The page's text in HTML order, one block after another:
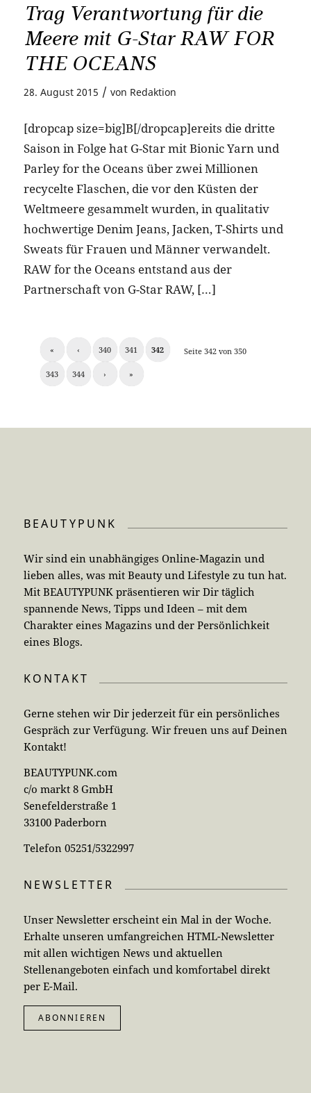
Trag Verantwortung für die
Meere mit G-Star RAW FOR
THE OCEANS
28. August 2015 / von Redaktion
[dropcap size=big]B[/dropcap]ereits die dritte
Saison in Folge hat G-Star mit Bionic Yarn und
Parley for the Oceans über zwei Millionen
recycelte Flaschen, die vor den Küsten der
Weltmeere gesammelt wurden, in qualitativ
hochwertige Denim Jeans, Jacken, T-Shirts und
Sweats für Frauen und Männer verwandelt.
RAW for the Oceans entstand aus der
Partnerschaft von G-Star RAW, […]
Seite 342 von 350
« ‹ 340 341 342
343 344 › »
BEAUTYPUNK
Wir sind ein unabhängiges Online-Magazin und
lieben alles, was mit Beauty und Lifestyle zu tun hat.
Mit BEAUTYPUNK präsentieren wir Dir täglich
spannende News, Tipps und Ideen – mit dem
Charakter eines Magazins und der Persönlichkeit
eines Blogs.
KONTAKT
Gerne stehen wir Dir jederzeit für ein persönliches
Gespräch zur Verfügung. Wir freuen uns auf Deinen
Kontakt!
BEAUTYPUNK.com
c/o markt 8 GmbH
Senefelderstraße 1
33100 Paderborn
Telefon 05251/5322997
NEWSLETTER
Unser Newsletter erscheint ein Mal in der Woche.
Erhalte unseren umfangreichen HTML-Newsletter
mit allen wichtigen News und aktuellen
Stellenangeboten einfach und komfortabel direkt
per E-Mail.
ABONNIEREN